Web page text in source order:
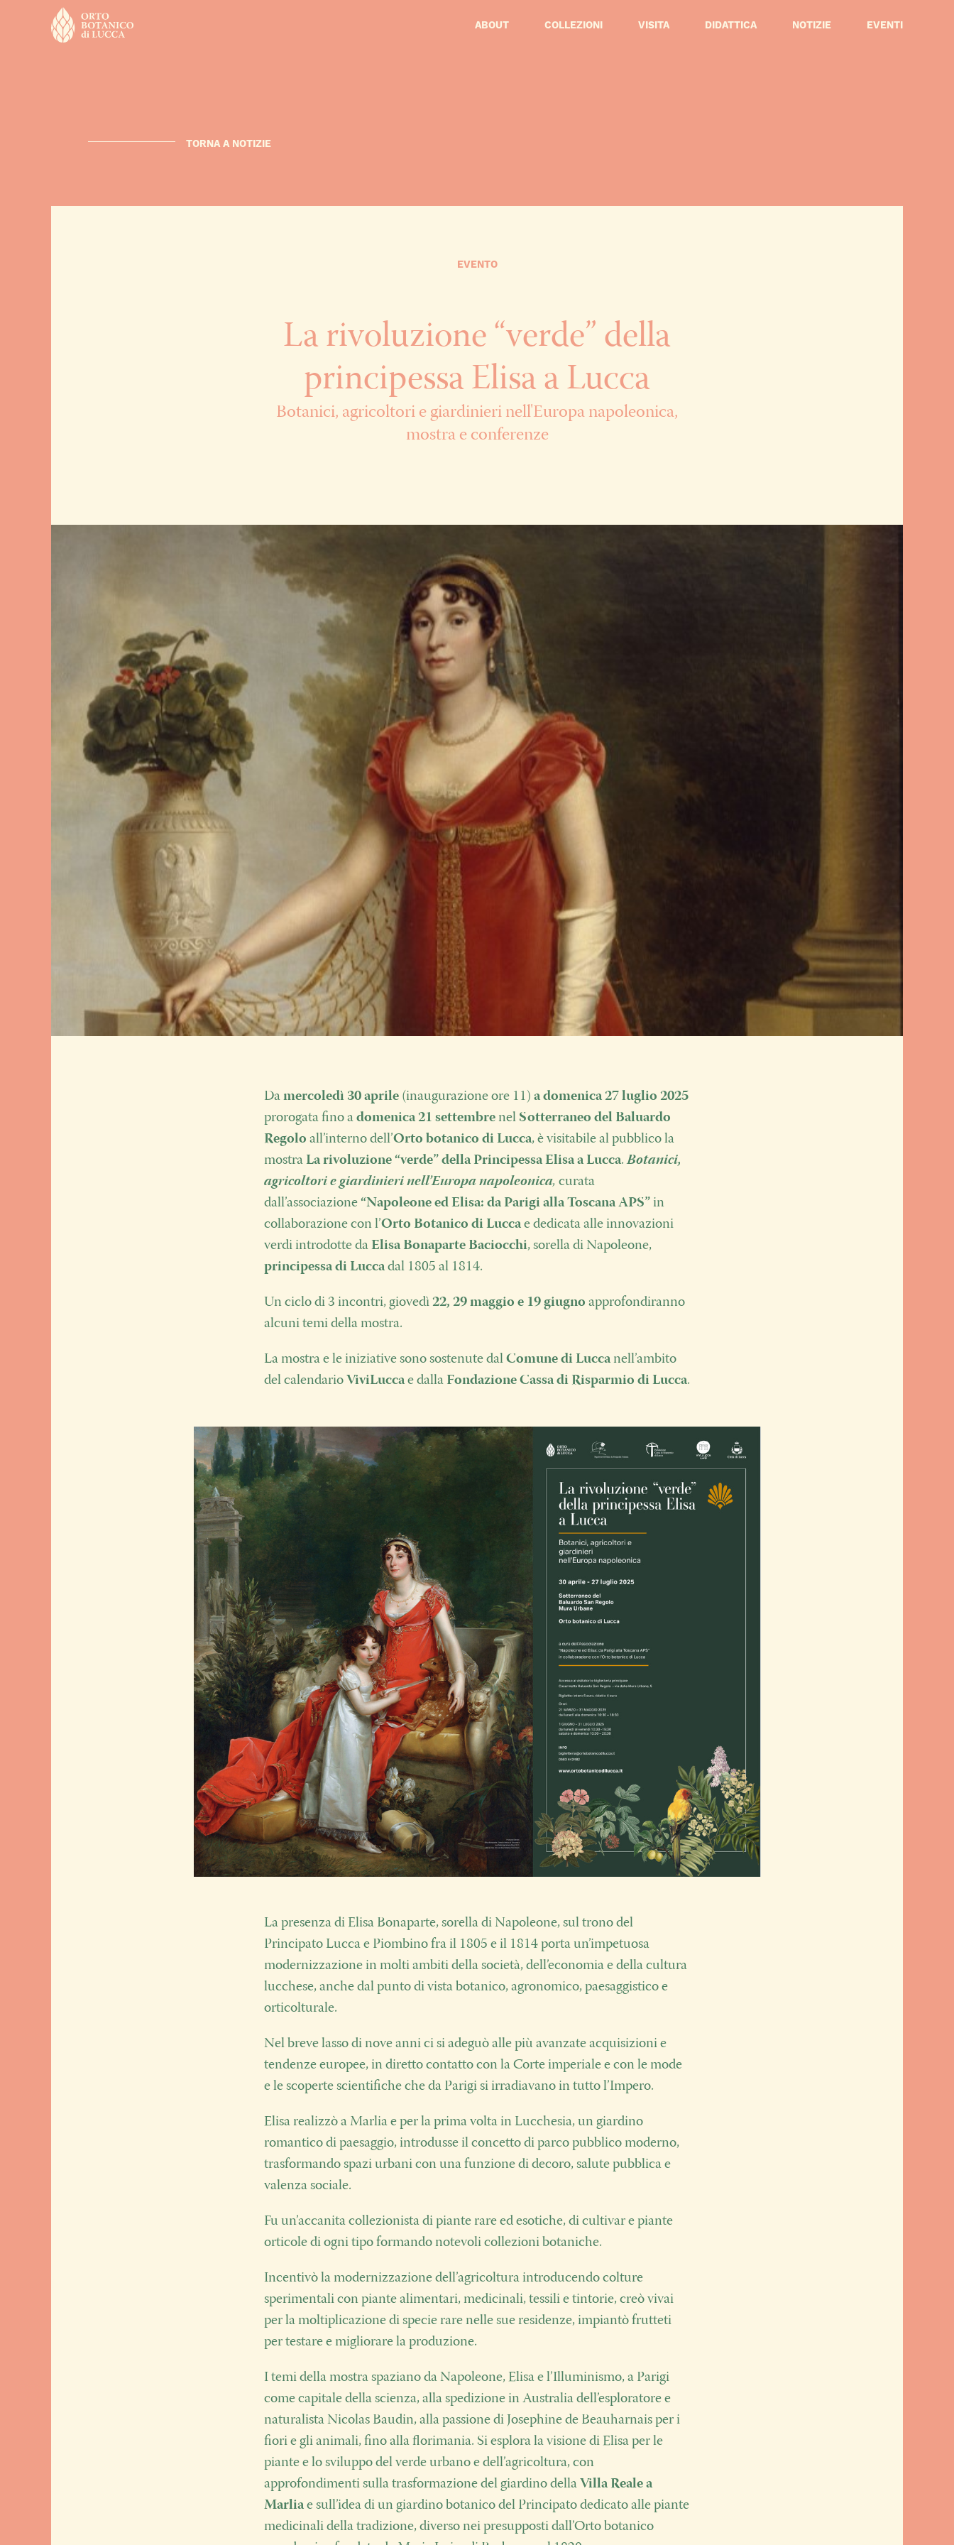
ABOUT COLLEZIONI VISITA DIDATTICA NOTIZIE EVENTI
TORNA A NOTIZIE
EVENTO
La rivoluzione “verde” della
principessa Elisa a Lucca
Botanici, agricoltori e giardinieri nell'Europa napoleonica,
mostra e conferenze
Da mercoledì 30 aprile (inaugurazione ore 11) a domenica 27 luglio 2025
prorogata fino a domenica 21 settembre nel Sotterraneo del Baluardo
Regolo all’interno dell’Orto botanico di Lucca, è visitabile al pubblico la
mostra La rivoluzione “verde” della Principessa Elisa a Lucca.Botanici,
agricoltori e giardinieri nell’Europa napoleonica, curata
dall’associazione “Napoleone ed Elisa: da Parigi alla Toscana APS” in
collaborazione con l’Orto Botanico di Lucca e dedicata alle innovazioni
verdi introdotte da Elisa Bonaparte Baciocchi, sorella di Napoleone,
principessa di Lucca dal 1805 al 1814.
Un ciclo di 3 incontri, giovedì 22, 29 maggio e 19 giugno approfondiranno
alcuni temi della mostra.
La mostra e le iniziative sono sostenute dal Comune di Lucca nell’ambito
del calendario ViviLucca e dalla Fondazione Cassa di Risparmio di Lucca.
La presenza di Elisa Bonaparte, sorella di Napoleone, sul trono del
Principato Lucca e Piombino fra il 1805 e il 1814 porta un’impetuosa
modernizzazione in molti ambiti della società, dell’economia e della cultura
lucchese, anche dal punto di vista botanico, agronomico, paesaggistico e
orticolturale.
Nel breve lasso di nove anni ci si adeguò alle più avanzate acquisizioni e
tendenze europee, in diretto contatto con la Corte imperiale e con le mode
e le scoperte scientifiche che da Parigi si irradiavano in tutto l’Impero.
Elisa realizzò a Marlia e per la prima volta in Lucchesia, un giardino
romantico di paesaggio, introdusse il concetto di parco pubblico moderno,
trasformando spazi urbani con una funzione di decoro, salute pubblica e
valenza sociale.
Fu un’accanita collezionista di piante rare ed esotiche, di cultivar e piante
orticole di ogni tipo formando notevoli collezioni botaniche.
Incentivò la modernizzazione dell’agricoltura introducendo colture
sperimentali con piante alimentari, medicinali, tessili e tintorie, creò vivai
per la moltiplicazione di specie rare nelle sue residenze, impiantò frutteti
per testare e migliorare la produzione.
I temi della mostra spaziano da Napoleone, Elisa e l’Illuminismo, a Parigi
come capitale della scienza, alla spedizione in Australia dell’esploratore e
naturalista Nicolas Baudin, alla passione di Josephine de Beauharnais per i
fiori e gli animali, fino alla florimania. Si esplora la visione di Elisa per le
piante e lo sviluppo del verde urbano e dell’agricoltura, con
approfondimenti sulla trasformazione del giardino della Villa Reale a
Marlia e sull’idea di un giardino botanico del Principato dedicato alle piante
medicinali della tradizione, diverso nei presupposti dall’Orto botanico